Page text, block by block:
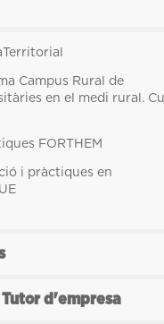
Campus Rural de
en el medi rural.
FORTHEM
i pràctiques en
Tutor d'empresa